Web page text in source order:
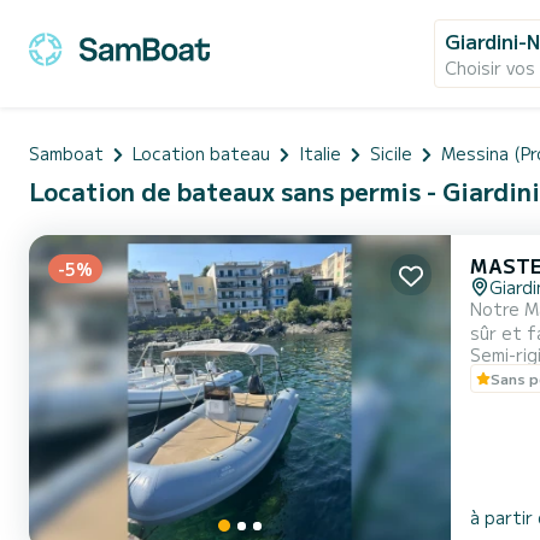
Giardini-
Choisir
Samboat Location bateau Italie Sicile Messina
Location de bateaux sans permis -
-5%
Notre
sûr et
désirant
Semi-
Sans
à partir